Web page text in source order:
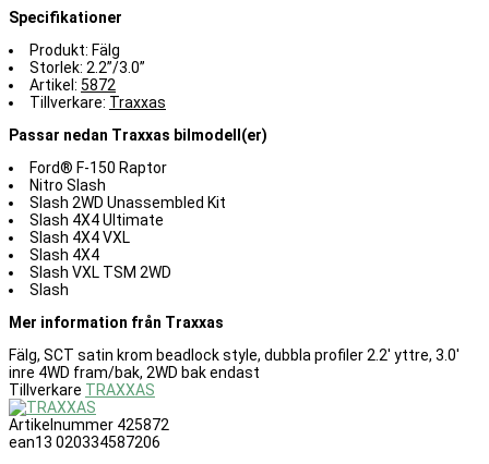
Specifikationer
Produkt: Fälg
Storlek: 2.2”/3.0”
Artikel: 5872
Tillverkare: Traxxas
Passar nedan Traxxas bilmodell(er)
Ford® F-150 Raptor
Nitro Slash
Slash 2WD Unassembled Kit
Slash 4X4 Ultimate
Slash 4X4 VXL
Slash 4X4
Slash VXL TSM 2WD
Slash
Mer information från Traxxas
Fälg, SCT satin krom beadlock style, dubbla profiler 2.2' yttre, 3.0'
inre 4WD fram/bak, 2WD bak endast
Tillverkare TRAXXAS
Artikelnummer 425872
ean13 020334587206